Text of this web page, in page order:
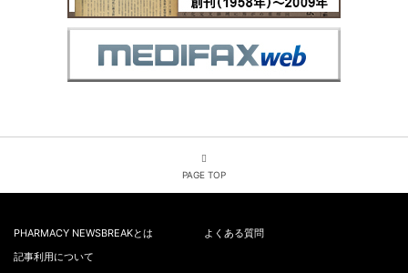
PAGE TOP
PHARMACY NEWSBREAKとは
よくある質問
記事利用について